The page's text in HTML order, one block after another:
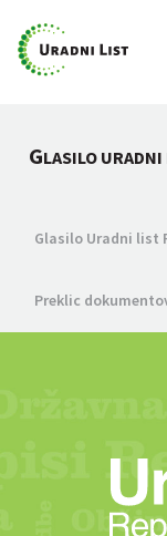
GLASILO
Glasilo Uradni list
Preklic